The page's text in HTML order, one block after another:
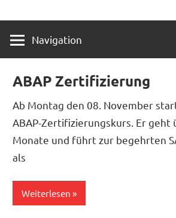
springen
Consultants
Navigation
ABAP Zertifizierung
Ab Montag den 08. November
ABAP-Zertifizierungskurs. Er geht
Monate und führt zur begehrten
als
Weiterlesen